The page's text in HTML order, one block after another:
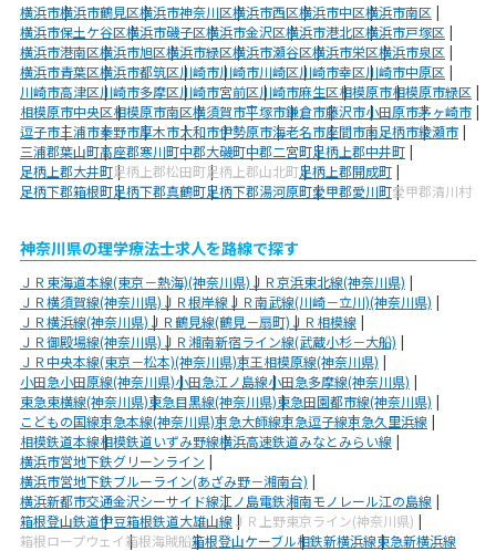
横浜市横浜市鶴見区横浜市神奈川区横浜市西区横浜市中区横浜市南区
横浜市保土ケ谷区横浜市磯子区横浜市金沢区横浜市港北区横浜市戸塚区
横浜市港南区横浜市旭区横浜市緑区横浜市瀬谷区横浜市栄区横浜市泉区
横浜市青葉区横浜市都筑区川崎市川崎市川崎区川崎市幸区川崎市中原区
川崎市高津区川崎市多摩区川崎市宮前区川崎市麻生区相模原市相模原市緑区
相模原市中央区相模原市南区横須賀市平塚市鎌倉市藤沢市小田原市茅ヶ崎市
逗子市三浦市秦野市厚木市大和市伊勢原市海老名市座間市南足柄市綾瀬市
三浦郡葉山町高座郡寒川町中郡大磯町中郡二宮町足柄上郡中井町
足柄上郡大井町足柄上郡松田町足柄上郡山北町足柄上郡開成町
足柄下郡箱根町足柄下郡真鶴町足柄下郡湯河原町愛甲郡愛川町愛甲郡清川村
神奈川県の理学療法士求人を路線で探す
ＪＲ東海道本線(東京－熱海)(神奈川県)ＪＲ京浜東北線(神奈川県)
ＪＲ横須賀線(神奈川県)ＪＲ根岸線ＪＲ南武線(川崎－立川)(神奈川県)
ＪＲ横浜線(神奈川県)ＪＲ鶴見線(鶴見－扇町)ＪＲ相模線
ＪＲ御殿場線(神奈川県)ＪＲ湘南新宿ライン線(武蔵小杉－大船)
ＪＲ中央本線(東京－松本)(神奈川県)京王相模原線(神奈川県)
小田急小田原線(神奈川県)小田急江ノ島線小田急多摩線(神奈川県)
東急東横線(神奈川県)東急目黒線(神奈川県)東急田園都市線(神奈川県)
こどもの国線京急本線(神奈川県)京急大師線京急逗子線京急久里浜線
相模鉄道本線相模鉄道いずみ野線横浜高速鉄道みなとみらい線
横浜市営地下鉄グリーンライン
横浜市営地下鉄ブルーライン(あざみ野－湘南台)
横浜新都市交通金沢シーサイド線江ノ島電鉄湘南モノレール江の島線
箱根登山鉄道伊豆箱根鉄道大雄山線 ＪＲ上野東京ライン(神奈川県)
箱根ロープウェイ箱根海賊船箱根登山ケーブル相鉄新横浜線東急新横浜線